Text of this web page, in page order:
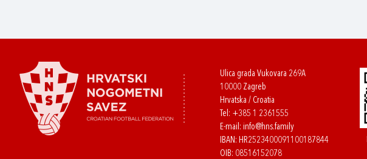
Ulica grada Vukovara 269A
10000 Zagreb
Hrvatska / Croatia
Tel: +385 1 2361555
E-mail: info@hns.family
IBAN: HR2523400091100187844
OIB: 08516152078